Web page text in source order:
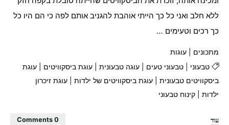
ללא חלב ואני כל כך הייתי אוהבת להגניב אותם לפה כי הם היו כל
כך רכים וטעימים …
מתכונים
עוגות
טבעוני
טבעוני טעים עוגה טבעונית| עוגת ביסקוויטים
עוגת
ביסקוויטים טבעונית |עוגת ביסקוויטים של ילדות |עוגת זיכרון
ילדות |קינוח טבעוני
עוד"עוגת
0 Comments